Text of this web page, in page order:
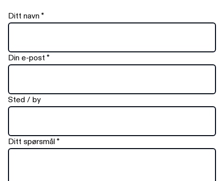
Ditt navn*
Din e-post*
Sted / by
Ditt spørsmål*